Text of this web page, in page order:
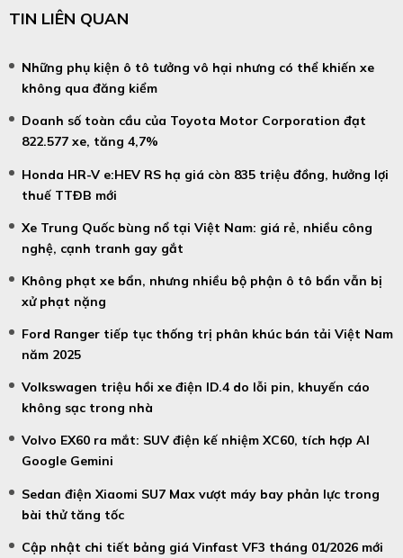
TIN LIÊN QUAN
Những phụ kiện ô tô tưởng vô hại nhưng có thể khiến xe
không qua đăng kiểm
Doanh số toàn cầu của Toyota Motor Corporation đạt
822.577 xe, tăng 4,7%
Honda HR-V e:HEV RS hạ giá còn 835 triệu đồng, hưởng lợi
thuế TTĐB mới
Xe Trung Quốc bùng nổ tại Việt Nam: giá rẻ, nhiều công
nghệ, cạnh tranh gay gắt
Không phạt xe bẩn, nhưng nhiều bộ phận ô tô bẩn vẫn bị
xử phạt nặng
Ford Ranger tiếp tục thống trị phân khúc bán tải Việt Nam
năm 2025
Volkswagen triệu hồi xe điện ID.4 do lỗi pin, khuyến cáo
không sạc trong nhà
Volvo EX60 ra mắt: SUV điện kế nhiệm XC60, tích hợp AI
Google Gemini
Sedan điện Xiaomi SU7 Max vượt máy bay phản lực trong
bài thử tăng tốc
Cập nhật chi tiết bảng giá Vinfast VF3 tháng 01/2026 mới